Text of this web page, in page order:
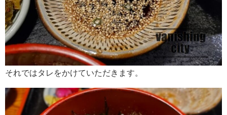
それではタレをかけていただきます。